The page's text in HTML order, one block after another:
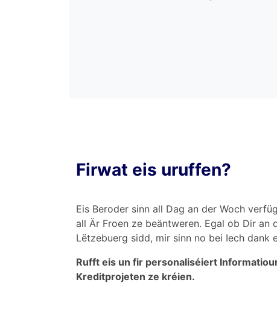
Firwat eis uruffen?
Eis Beroder sinn all Dag an der Woch
all Är Froen ze beäntweren. Egal ob Dir an
Lëtzebuerg sidd, mir sinn no bei Iech dank
Rufft eis un fir personaliséiert
Kreditprojeten ze kréien.